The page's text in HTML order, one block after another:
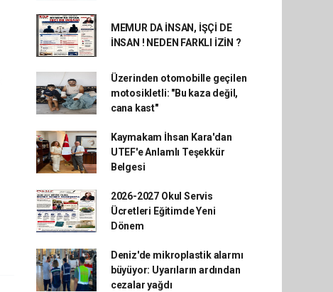
MEMUR DA İNSAN, İŞÇİ DE
İNSAN ! NEDEN FARKLI İZİN ?
Üzerinden otomobille geçilen
motosikletli: "Bu kaza değil,
cana kast"
Kaymakam İhsan Kara'dan
UTEF'e Anlamlı Teşekkür
Belgesi
2026-2027 Okul Servis
Ücretleri Eğitimde Yeni
Dönem
Deniz'de mikroplastik alarmı
büyüyor: Uyarıların ardından
cezalar yağdı